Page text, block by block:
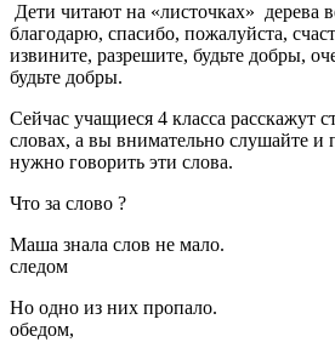
Дети читают на «листочках» дерева
благодарю, спасибо, пожалуйста,
извините, разрешите, будьте добры,
будьте добры.
Сейчас учащиеся 4 класса расскажут
словах, а вы внимательно слушайте и
нужно говорить эти слова.
Что за слово ?
Маша знала слов не мало.
следом
Но одно из них пропало.
обедом,